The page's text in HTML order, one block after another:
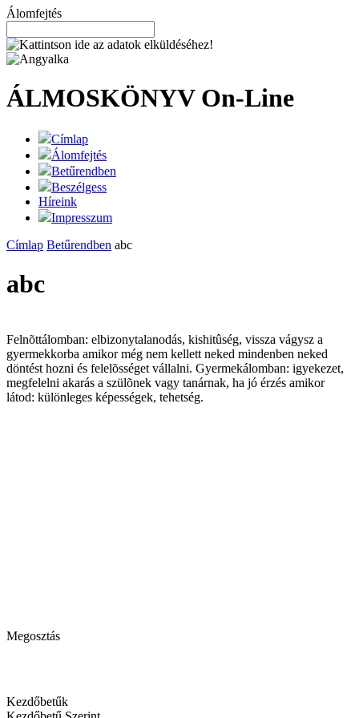
Álomfejtés
ÁLMOSKÖNYV On-Line
Címlap
Álomfejtés
Betűrendben
Beszélgess
Híreink
Impresszum
Címlap Betűrendben abc
abc
Felnõttálomban: elbizonytalanodás, kishitûség, vissza vágysz a
gyermekkorba amikor még nem kellett neked mindenben neked
döntést hozni és felelõsséget vállalni. Gyermekálomban: igyekezet,
megfelelni akarás a szülõnek vagy tanárnak, ha jó érzés amikor
látod: különleges képességek, tehetség.
Megosztás
Kezdőbetűk